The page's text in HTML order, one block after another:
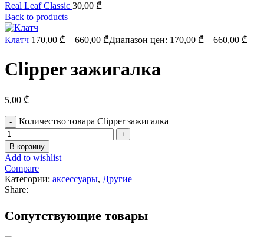
Real Leaf Classic 30,00 ₾
Back to products
Клатч 170,00 ₾ – 660,00 ₾Диапазон цен: 170,00 ₾ – 660,00 ₾
Clipper зажигалка
5,00 ₾
Количество товара Clipper зажигалка
В корзину
Add to wishlist
Compare
Категории: аксессуары, Другие
Share:
Cопутствующие товары